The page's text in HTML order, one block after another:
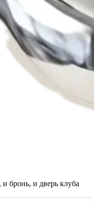
и бронь, и дверь клуба